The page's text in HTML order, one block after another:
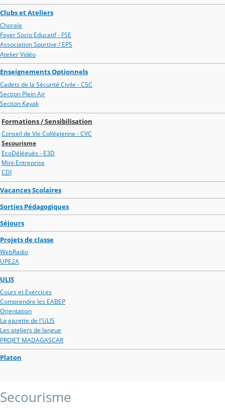
Clubs et Ateliers
Chorale
Foyer Socio Educatif - FSE
Association Sportive / EPS
Atelier Vidéo
Enseignements Optionnels
Cadets de la Sécurité Civile - CSC
Section Plein Air
Section Kayak
Formations / Sensibilisation
Conseil de Vie Collégienne - CVC
Secourisme
EcoDélégués - E3D
Mini-Entreprise
CDI
Vacances Scolaires
Sorties Pédagogiques
Séjours
Projets de classe
WebRadio
UPE2A
ULIS
Cours et Exercices
Comprendre les EABEP
Orientation
La gazette de l'ULIS
Les ateliers de langue
PROJET MADAGASCAR
Platon
Secourisme